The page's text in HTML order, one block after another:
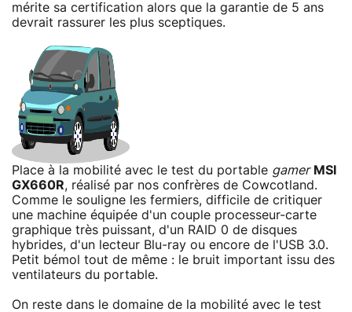
mérite sa certification alors que la garantie de 5 ans
devrait rassurer les plus sceptiques.
Place à la mobilité avec le test du portable gamer MSI
GX660R, réalisé par nos confrères de Cowcotland.
Comme le souligne les fermiers, difficile de critiquer
une machine équipée d'un couple processeur-carte
graphique très puissant, d'un RAID 0 de disques
hybrides, d'un lecteur Blu-ray ou encore de l'USB 3.0.
Petit bémol tout de même : le bruit important issu des
ventilateurs du portable.
On reste dans le domaine de la mobilité avec le test